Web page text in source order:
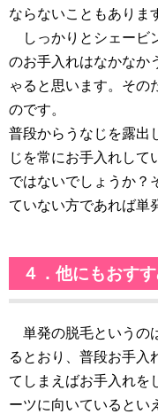
ならないこともありま
しっかりとシェービ
のお手入れはなかなか
ゃると思います。その
のです。
普段からうなじを露出
じを常にお手入れして
ではないでしょうか？
ていない方であれば単
４．他にもおす
単発の脱毛というの
るとおり、普段お手入
てしまえばお手入れを
ーツに向いているとい